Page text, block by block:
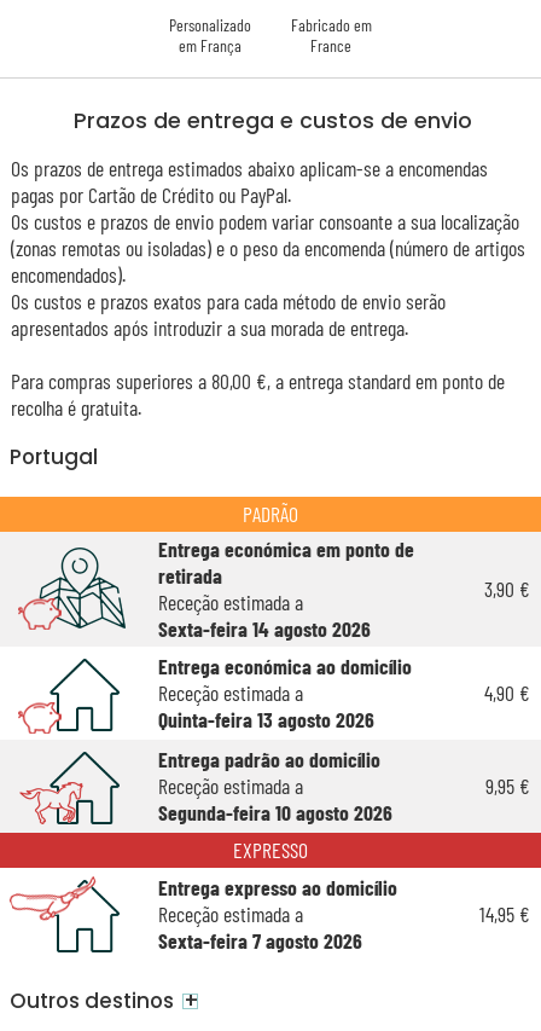
Personalizado
em França
Fabricado em
France
Prazos de entrega e custos de envio
Os prazos de entrega estimados abaixo aplicam-se a encomendas
pagas por Cartão de Crédito ou PayPal.
Os custos e prazos de envio podem variar consoante a sua localização
(zonas remotas ou isoladas) e o peso da encomenda (número de artigos
encomendados).
Os custos e prazos exatos para cada método de envio serão
apresentados após introduzir a sua morada de entrega.
Para compras superiores a 80,00 €, a entrega standard em ponto de
recolha é gratuita.
Portugal
PADRÃO
Entrega económica em ponto de
retirada
Receção estimada a
Sexta-feira 14 agosto 2026
3,90 €
Entrega económica ao domicílio
Receção estimada a
Quinta-feira 13 agosto 2026
4,90 €
Entrega padrão ao domicílio
Receção estimada a
Segunda-feira 10 agosto 2026
9,95 €
EXPRESSO
Entrega expresso ao domicílio
Receção estimada a
Sexta-feira 7 agosto 2026
14,95 €
Outros destinos +